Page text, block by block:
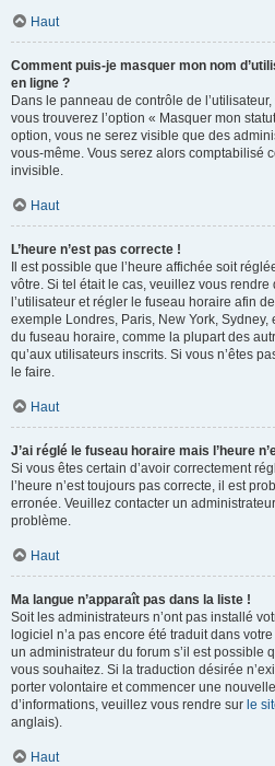
Haut
Comment puis-je masquer mon nom
en ligne ?
Dans le panneau de contrôle de
vous trouverez l’option « Masquer mon
option, vous ne serez visible que des
vous-même. Vous serez alors comptabilisé
invisible.
Haut
L’heure n’est pas correcte !
Il est possible que l’heure affichée soit
vôtre. Si tel était le cas, veuillez vous
l’utilisateur et régler le fuseau horaire afin
exemple Londres, Paris, New York,
du fuseau horaire, comme la plupart des
qu’aux utilisateurs inscrits. Si vous n’êtes
le faire.
Haut
J’ai réglé le fuseau horaire mais l’heure
Si vous êtes certain d’avoir correctement
l’heure n’est toujours pas correcte, il est
erronée. Veuillez contacter un
problème.
Haut
Ma langue n’apparaît pas dans la liste !
Soit les administrateurs n’ont pas installé
logiciel n’a pas encore été traduit dans
un administrateur du forum s’il est possible
vous souhaitez. Si la traduction désirée
porter volontaire et commencer une
d’informations, veuillez vous rendre sur le
anglais).
Haut